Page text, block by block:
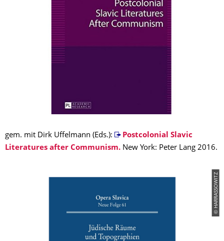
gem. mit Dirk Uffelmann (Eds.):
Postcolonial Slavic
Literatures after Communism. New York: Peter Lang 2016.
© HARRASSOWITZ